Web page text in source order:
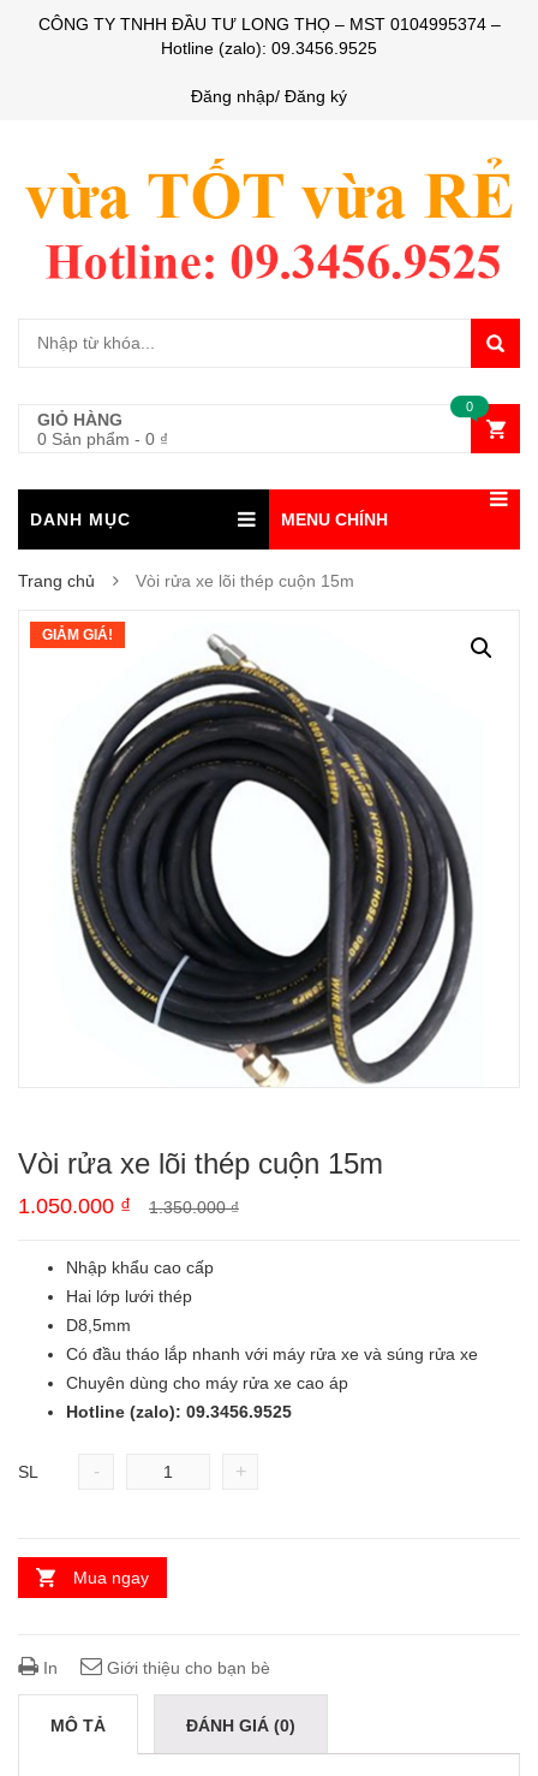
CÔNG TY TNHH ĐẦU TƯ LONG THỌ – MST 0104995374 –
Hotline (zalo): 09.3456.9525
Đăng nhập/ Đăng ký
GIỎ HÀNG
0 Sản phẩm - 0 ₫
0
DANH MỤC MENU CHÍNH
Trang chủ Vòi rửa xe lõi thép cuộn 15m
GIẢM GIÁ!
Vòi rửa xe lõi thép cuộn 15m
1.350.000₫
1.050.000 ₫
Nhập khẩu cao cấp
Hai lớp lưới thép
D8,5mm
Có đầu tháo lắp nhanh với máy rửa xe và súng rửa xe
Chuyên dùng cho máy rửa xe cao áp
Hotline (zalo): 09.3456.9525
SL - +
Mua ngay
In Giới thiệu cho bạn bè
MÔ TẢ ĐÁNH GIÁ (0)